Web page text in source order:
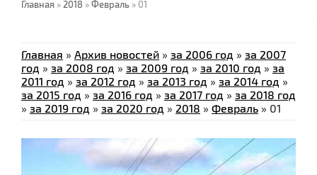
Главная » 2018 »Февраль » 01
Главная » Архив новостей » за 2006 год » за 2007
год » за 2008 год » за 2009 год » за 2010 год » за
2011 год » за 2012 год » за 2013 год » за 2014 год »
за 2015 год » за 2016 год » за 2017 год » за 2018 год
» за 2019 год » за 2020 год » 2018 » Февраль » 01